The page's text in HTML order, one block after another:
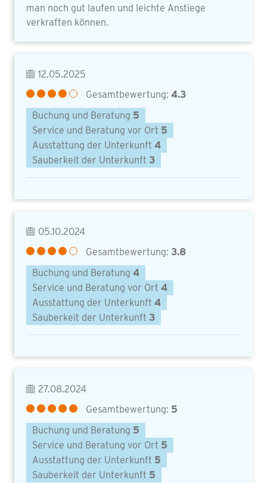
man noch gut laufen und leichte Anstiege
verkraften können.
12.05.2025
Gesamtbewertung: 4.3
Buchung und Beratung 5
Service und Beratung vor Ort 5
Ausstattung der Unterkunft 4
Sauberkeit der Unterkunft 3
05.10.2024
Gesamtbewertung: 3.8
Buchung und Beratung 4
Service und Beratung vor Ort 4
Ausstattung der Unterkunft 4
Sauberkeit der Unterkunft 3
27.08.2024
Gesamtbewertung: 5
Buchung und Beratung 5
Service und Beratung vor Ort 5
Ausstattung der Unterkunft 5
Sauberkeit der Unterkunft 5